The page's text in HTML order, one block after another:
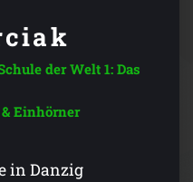
der Welt 1: Das
Einhörner
in Danzig